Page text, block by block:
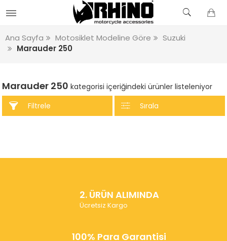
Ana Sayfa Motosiklet Modeline Göre
Suzuki
Marauder 250
Marauder 250 kategorisi içeriğindeki ürünler listeleniyor
Filtrele
Sırala
2. ÜRÜN ALIMINDA
Ücretsiz Kargo
100% Para Garantisi